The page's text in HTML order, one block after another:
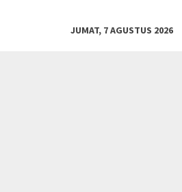
JUMAT, 7 AGUSTUS 2026